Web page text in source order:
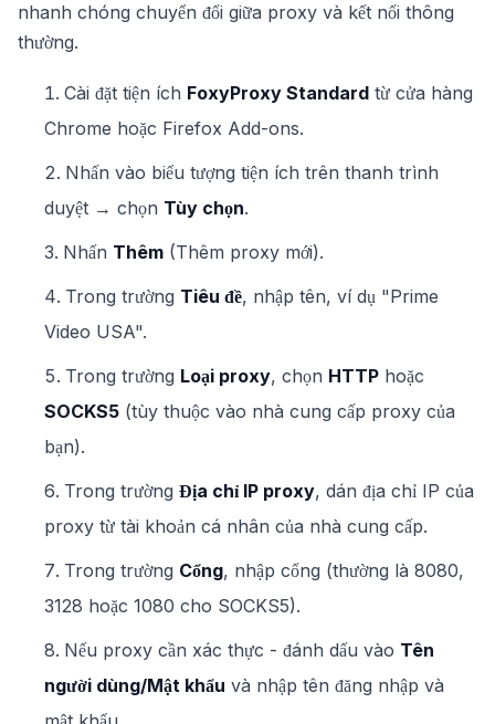
nhanh chóng chuyển đổi giữa proxy và kết nối thông
thường.
Cài đặt tiện ích FoxyProxy Standard từ cửa hàng
Chrome hoặc Firefox Add-ons.
Nhấn vào biểu tượng tiện ích trên thanh trình
duyệt → chọn Tùy chọn.
Nhấn Thêm (Thêm proxy mới).
Trong trường Tiêu đề, nhập tên, ví dụ "Prime
Video USA".
Trong trường Loại proxy, chọn HTTP hoặc
SOCKS5 (tùy thuộc vào nhà cung cấp proxy của
bạn).
Trong trường Địa chỉ IP proxy, dán địa chỉ IP của
proxy từ tài khoản cá nhân của nhà cung cấp.
Trong trường Cổng, nhập cổng (thường là 8080,
3128 hoặc 1080 cho SOCKS5).
Nếu proxy cần xác thực - đánh dấu vào Tên
người dùng/Mật khẩu và nhập tên đăng nhập và